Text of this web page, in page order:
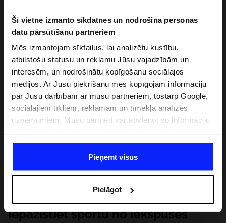
Šī vietne izmanto sīkdatnes un nodrošina personas
datu pārsūtīšanu partneriem
Mēs izmantojam sīkfailus, lai analizētu kustību,
atbilstošu statusu un reklamu Jūsu vajadzībām un
interesēm, un nodrošinātu kopīgošanu sociālajos
mēdijos. Ar Jūsu piekrišanu mēs kopīgojam informāciju
par Jūsu darbībām ar mūsu partneriem, tostarp Google,
sociālajiem tīkliem, reklāmām un tīmekļa analīzes
uzņēmumiem. Mūsu partneri var apvienot so informāciju
datiem, ko viņi iegūst, izmantojot viņu pakalpojumus. Ar
Jūsu atļauju, mēs varam pārsūtīt Jūsu personas datus
saviem partneriem, lai uzlabotu veidu, kadā tiek rādīta
saturu un uzlabotu mūsu partneru piedāvātos risinajumus
( piem. socialos tīklus). Detalizētu informāciju var atrast
mūsu Privātuma politikā un sadaļā "Detaļas".
Pieņemt visus
Pielāgot
Iepazīstiet sportu no iekšpuses